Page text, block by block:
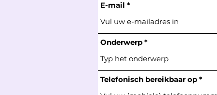
E-mail
Onderwerp
Telefonisch bereikbaar op